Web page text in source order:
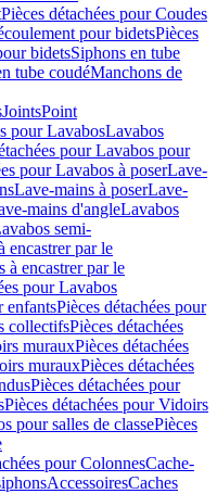
Pièces détachées pour Coudes
pour bidetsPièces
bidetsSiphons en tube
tube coudéManchons de
JointsPoint
pour LavabosLavabos
pour Lavabos pour
pour Lavabos à poserLave-
Lave-mains à poserLave-
mains d'angleLavabos
semi-
encastrer par le
à encastrer par le
pour Lavabos
enfantsPièces détachées pour
collectifsPièces détachées
murauxPièces détachées
murauxPièces détachées
Pièces détachées pour
Pièces détachées pour Vidoirs
pour salles de classePièces
pour ColonnesCache-
AccessoiresCaches